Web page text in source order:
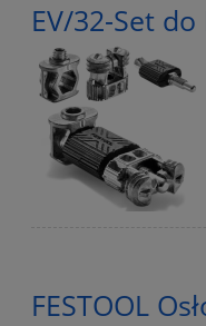
EV/32-Set
FESTOOL